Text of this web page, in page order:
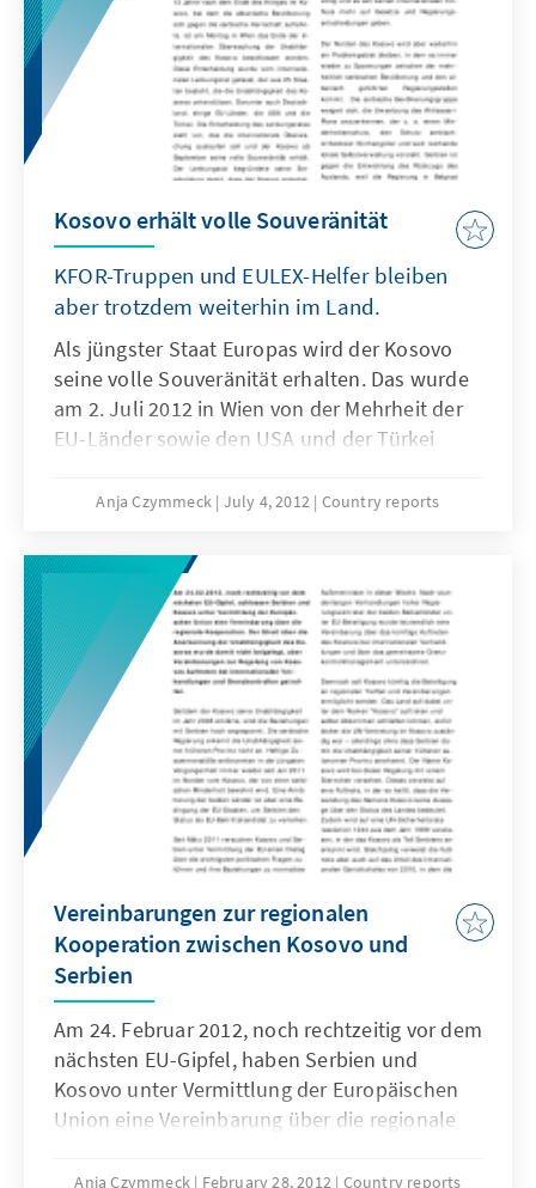
Kosovo erhält volle Souveränität
KFOR-Truppen und EULEX-Helfer bleiben
aber trotzdem weiterhin im Land.
Als jüngster Staat Europas wird der Kosovo
seine volle Souveränität erhalten. Das wurde
am 2. Juli 2012 in Wien von der Mehrheit der
EU-Länder sowie den USA und der Türkei
Außenminister und Vizekanzler, Michael
diesem Beschluss die so genannte
beaufsichtigte Unabhängigkeit des Kovosos
ende. KFOR-Truppen und EULEX-Helfer
bleiben aber trotzdem weiterhin im Land.
Anja Czymmeck July 4, 2012 Country reports
Vereinbarungen zur regionalen
Kooperation zwischen Kosovo und
Serbien
Am 24. Februar 2012, noch rechtzeitig vor dem
nächsten EU-Gipfel, haben Serbien und
Kosovo unter Vermittlung der Europäischen
Union eine Vereinbarung über die regionale
die Anerkennung der Unabhängigkeit des
Anja Czymmeck February 28, 2012 Country reports